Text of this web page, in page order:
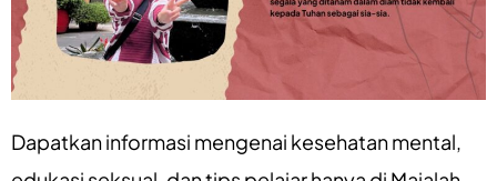
Dapatkan informasi mengenai kesehatan mental,